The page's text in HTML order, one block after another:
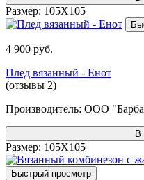
Размер: 105Х105
4 900 руб.
Плед вязанный - Енот
(отзывы 2)
Производитель: ООО
В
Размер: 105Х105
Быстрый просмотр